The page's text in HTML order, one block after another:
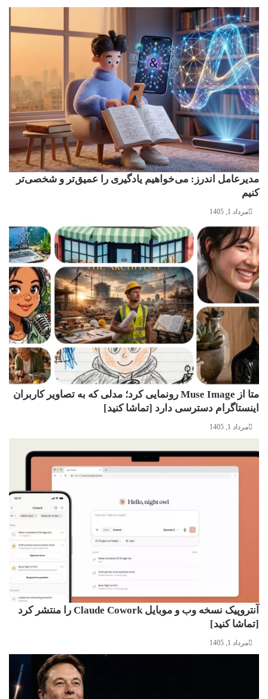
مدیرعامل اندرز: می‌خواهیم یادگیری را عمیق‌تر و شخصی‌تر
کنیم
مرداد 1, 1405
متا از Muse Image رونمایی کرد؛ مدلی که به تصاویر کاربران
اینستاگرام دسترسی دارد [تماشا کنید]
مرداد 1, 1405
آنتروپیک نسخه وب و موبایل Claude Cowork را منتشر کرد
[تماشا کنید]
مرداد 1, 1405